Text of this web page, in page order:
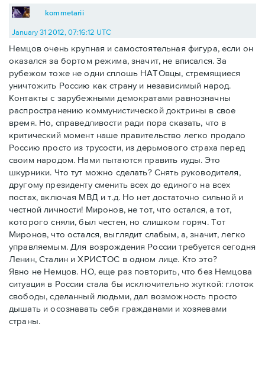
kommetarii
January 31 2012, 07:16:12 UTC
Немцов очень крупная и самостоятельная фигура, если он
оказался за бортом режима, значит, не вписался. За
рубежом тоже не одни сплошь НАТОвцы, стремящиеся
уничтожить Россию как страну и независимый народ.
Контакты с зарубежными демократами равнозначны
распространению коммунистической доктрины в свое
время. Но, справедливости ради пора сказать, что в
критический момент наше правительство легко продало
Россию просто из трусости, из дерьмового страха перед
своим народом. Нами пытаются править иуды. Это
шкурники. Что тут можно сделать? Снять руководителя,
другому президенту сменить всех до единого на всех
постах, включая МВД и т.д. Но нет достаточно сильной и
честной личности! Миронов, не тот, что остался, а тот,
которого сняли, был честен, но слишком горяч. Тот
Миронов, что остался, выглядит слабым, а, значит, легко
управляемым. Для возрождения России требуется сегодня
Ленин, Сталин и ХРИСТОС в одном лице. Кто это?
Явно не Немцов. НО, еще раз повторить, что без Немцова
ситуация в России стала бы исключительно жуткой: глоток
свободы, сделанный людьми, дал возможность просто
дышать и осознавать себя гражданами и хозяевами
страны.